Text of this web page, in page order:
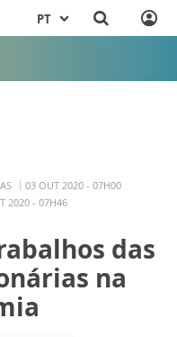
PT
03 OUT 2020 - 07H00
2020 - 07H46
das
na